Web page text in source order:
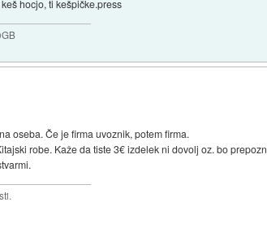
hocjo, ti kešpičke.press
oseba. Če je firma uvoznik, potem firma.
robe. Kaže da tiste 3€ izdelek ni dovolj oz. bo